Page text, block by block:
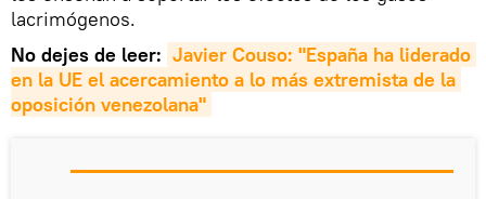
lacrimógenos.
No dejes de leer: Javier Couso: "España ha liderado
en la UE el acercamiento a lo más extremista de la
oposición venezolana"